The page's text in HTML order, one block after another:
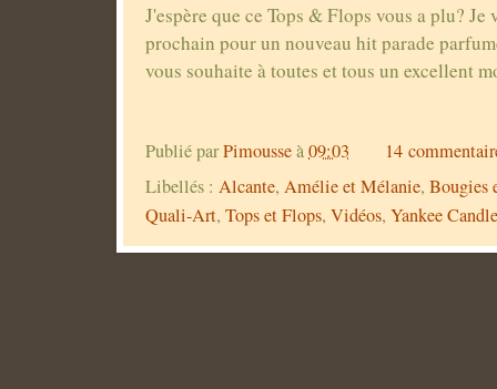
J'espère que ce Tops & Flops vous a plu?
prochain pour un nouveau hit parade
vous souhaite à toutes et tous un excellent
Publié parPimousseà09:03
14
Libellés : Alcante, Amélie et Mélanie, Bougies
Quali-Art, Tops et Flops, Vidéos, Yankee Candle